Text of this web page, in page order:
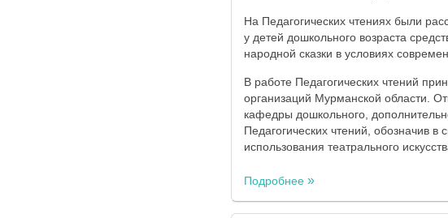
На Педагогических чтениях были
у детей дошкольного возраста
народной сказки в условиях
В работе Педагогических чтений
организаций Мурманской области.
кафедры дошкольного,
Педагогических чтений, обозначив в
использования театрального
Подробнее